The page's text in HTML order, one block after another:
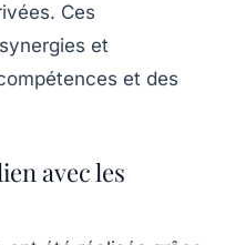
Ces
et
et des
avec les